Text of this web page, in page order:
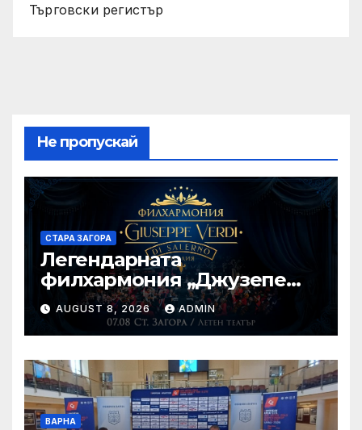
Търговски регистър
Не пропускай
СТАРА ЗАГОРА
Легендарната
филхармония „Джузепе
Верди“ от Салерно с
концерт под звездите тази
вечер в Летен татър – Стара
Загора
AUGUST 8, 2026 ADMIN
ВАРНА